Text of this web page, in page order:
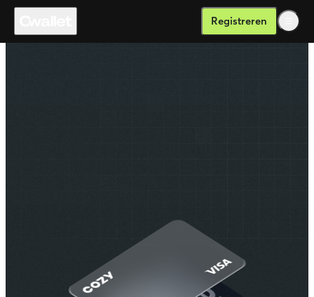
Registreren